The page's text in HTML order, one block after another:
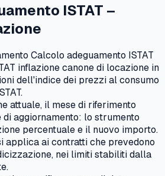
ISTAT –
Calcolo adeguamento ISTAT
inflazione canone di locazione in
dell'indice dei prezzi al consumo
attuale, il mese di riferimento
aggiornamento: lo strumento
percentuale e il nuovo importo.
applica ai contratti che prevedono
nei limiti stabiliti dalla